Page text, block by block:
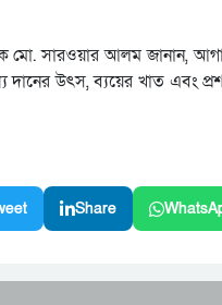
মো. সারওয়ার আলম জানান,
উৎস, ব্যয়ের খাত এবং
Share